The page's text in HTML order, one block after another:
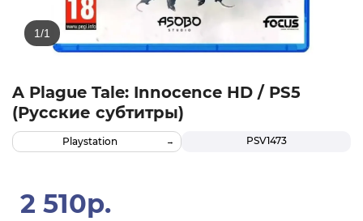
A Plague Tale: Innocence HD / PS5
(Русские субтитры)
PSV1473
Playstation
2 510р.